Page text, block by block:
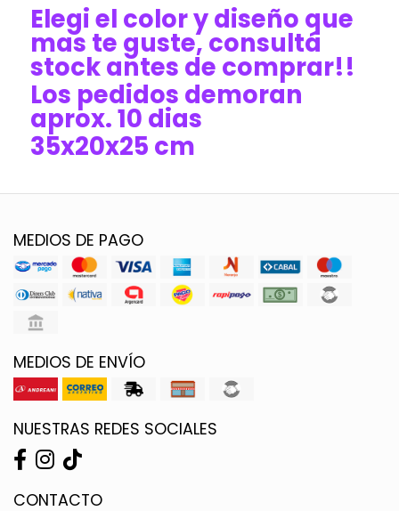
Elegi el color y diseño que
mas te guste, consultá
stock antes de comprar!!
Los pedidos demoran
aprox. 10 dias
35x20x25 cm
MEDIOS DE PAGO
MEDIOS DE ENVÍO
NUESTRAS REDES SOCIALES
CONTACTO